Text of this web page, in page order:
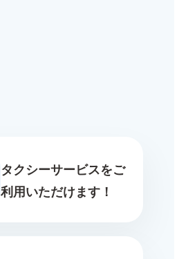
タクシーサービスをご
利用いただけます！